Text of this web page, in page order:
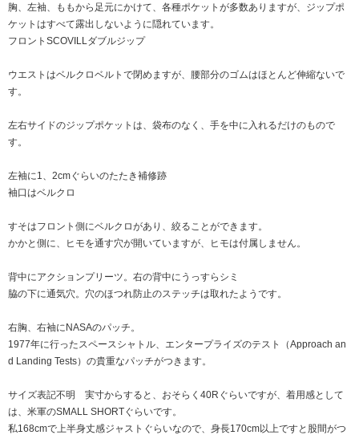
胸、左袖、ももから足元にかけて、各種ポケットが多数ありますが、ジップポ
ケットはすべて露出しないように隠れています。
フロントSCOVILLダブルジップ
ウエストはベルクロベルトで閉めますが、腰部分のゴムはほとんど伸縮ないで
す。
左右サイドのジップポケットは、袋布のなく、手を中に入れるだけのもので
す。
左袖に1、2cmぐらいのたたき補修跡
袖口はベルクロ
すそはフロント側にベルクロがあり、絞ることができます。
かかと側に、ヒモを通す穴が開いていますが、ヒモは付属しません。
背中にアクションプリーツ。右の背中にうっすらシミ
脇の下に通気穴。穴のほつれ防止のステッチは取れたようです。
右胸、右袖にNASAのパッチ。
1977年に行ったスペースシャトル、エンタープライズのテスト（Approach an
d Landing Tests）の貴重なパッチがつきます。
サイズ表記不明 実寸からすると、おそらく40Rぐらいですが、着用感として
は、米軍のSMALL SHORTぐらいです。
私168cmで上半身丈感ジャストぐらいなので、身長170cm以上ですと股間がつ